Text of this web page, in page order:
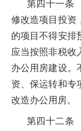
第四十一条
修改造项目投资
的项目不得安排
应当按照非税收
办公用房建设。
资、保运转和专
改造办公用房。
第四十二条